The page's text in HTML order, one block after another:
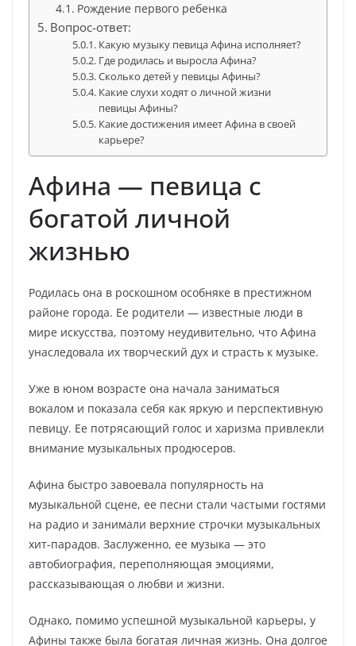
Рождение первого ребенка
Вопрос-ответ:
Какую музыку певица Афина исполняет?
Где родилась и выросла Афина?
Сколько детей у певицы Афины?
Какие слухи ходят о личной жизни
певицы Афины?
Какие достижения имеет Афина в своей
карьере?
Афина — певица с
богатой личной
жизнью
Родилась она в роскошном особняке в престижном
районе города. Ее родители — известные люди в
мире искусства, поэтому неудивительно, что Афина
унаследовала их творческий дух и страсть к музыке.
Уже в юном возрасте она начала заниматься
вокалом и показала себя как яркую и перспективную
певицу. Ее потрясающий голос и харизма привлекли
внимание музыкальных продюсеров.
Афина быстро завоевала популярность на
музыкальной сцене, ее песни стали частыми гостями
на радио и занимали верхние строчки музыкальных
хит-парадов. Заслуженно, ее музыка — это
автобиография, переполняющая эмоциями,
рассказывающая о любви и жизни.
Однако, помимо успешной музыкальной карьеры, у
Афины также была богатая личная жизнь. Она долгое